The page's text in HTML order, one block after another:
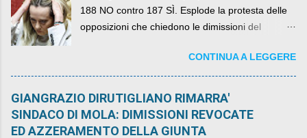
188 NO contro 187 SÌ. Esplode la protesta delle
opposizioni che chiedono le dimissioni del
CONTINUA A LEGGERE
GIANGRAZIO DIRUTIGLIANO RIMARRA'
SINDACO DI MOLA: DIMISSIONI REVOCATE
ED AZZERAMENTO DELLA GIUNTA